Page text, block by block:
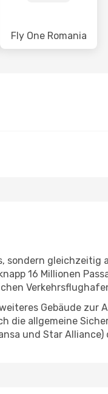
Fly One Romania
gleichzeitig
16 Millionen
Gebäude zur
die allgemeine
und Star Alliance)